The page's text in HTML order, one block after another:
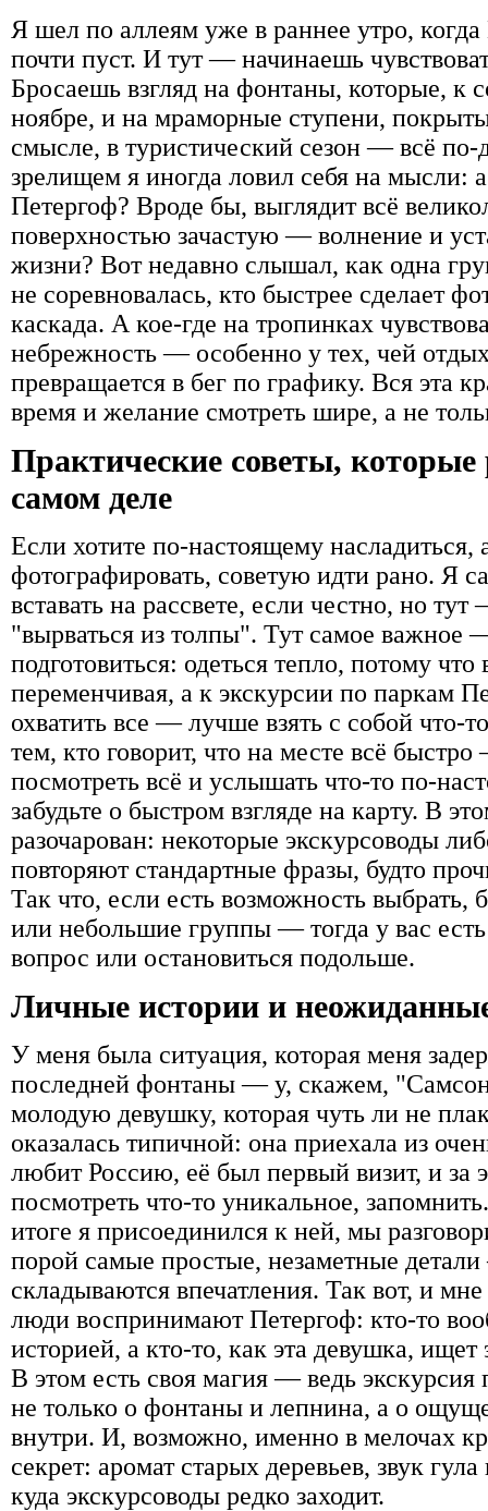
Я шел по аллеям уже в раннее утро,
почти пуст. И тут — начинаешь
Бросаешь взгляд на фонтаны, которые, к
ноябре, и на мраморные ступени,
смысле, в туристический сезон — всё по-
зрелищем я иногда ловил себя на мысли:
Петергоф? Вроде бы, выглядит всё
поверхностью зачастую — волнение и
жизни? Вот недавно слышал, как одна
не соревновалась, кто быстрее сделает
каскада. А кое-где на тропинках
небрежность — особенно у тех, чей
превращается в бег по графику. Вся эта
время и желание смотреть шире, а не
Практические советы, которые
самом деле
Если хотите по-настоящему насладиться,
фотографировать, советую идти рано. Я
вставать на рассвете, если честно, но
"вырваться из толпы". Тут самое важное
подготовиться: одеться тепло, потому
переменчивая, а к экскурсии по паркам
охватить все — лучше взять с собой что-
тем, кто говорит, что на месте всё
посмотреть всё и услышать что-то по-
забудьте о быстром взгляде на карту. В
разочарован: некоторые экскурсоводы
повторяют стандартные фразы, будто
Так что, если есть возможность выбрать,
или небольшие группы — тогда у вас
вопрос или остановиться подольше.
Личные истории и
У меня была ситуация, которая меня
последней фонтаны — у, скажем,
молодую девушку, которая чуть ли не
оказалась типичной: она приехала из
любит Россию, её был первый визит, и
посмотреть что-то уникальное,
итоге я присоединился к ней, мы
порой самые простые, незаметные
складываются впечатления. Так вот, и
люди воспринимают Петергоф: кто-то
историей, а кто-то, как эта девушка,
В этом есть своя магия — ведь экскурсия
не только о фонтаны и лепнина, а о
внутри. И, возможно, именно в мелочах
секрет: аромат старых деревьев, звук
куда экскурсоводы редко заходит.